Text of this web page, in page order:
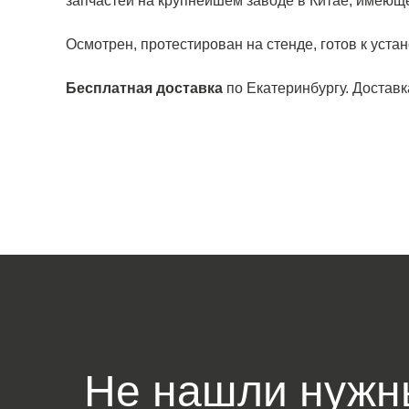
Осмотрен, протестирован на стенде, готов к
Бесплатная доставка по Екатеринбургу.
Не нашли